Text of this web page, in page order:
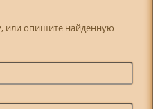
или опишите найденную